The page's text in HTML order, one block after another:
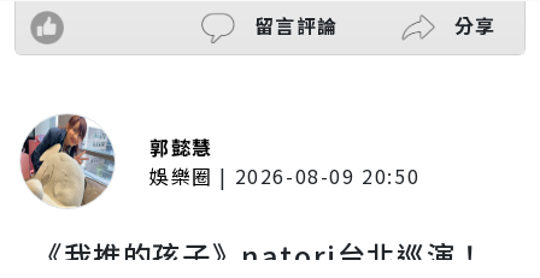
留言評論 分享
郭懿慧
娛樂圈 | 2026-08-09 20:50
《我推的孩子》natori台北巡演！